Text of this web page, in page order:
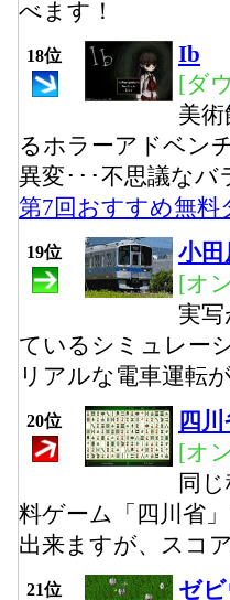
べます！
18位
Ib
[ダ
美
るホラーアドベン
異変･･･不思議な
第7回おすすめ無
19位
小
[オ
実
ているシミュレー
リアルな電車運転
20位
四
[オ
同
料ゲーム「四川省
出来ますが、スコ
21位 ゼ